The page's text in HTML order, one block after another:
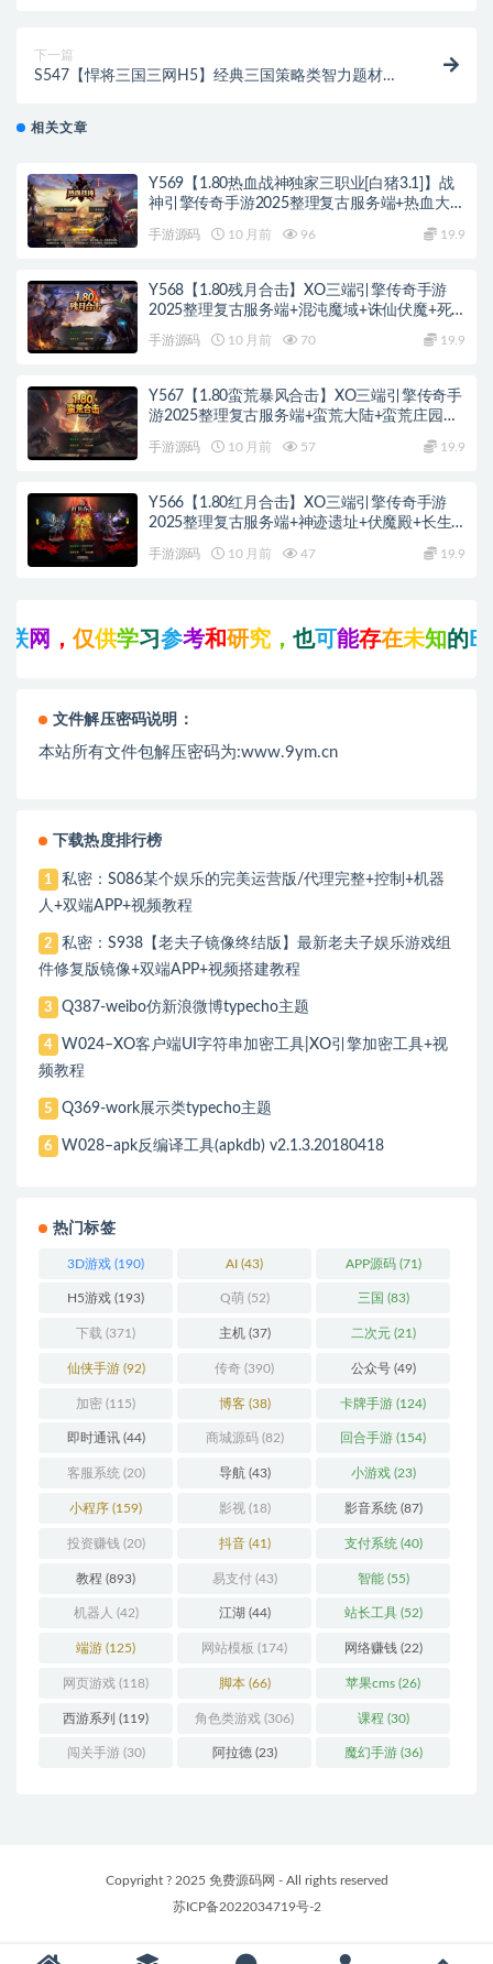
下一篇
S547【悍将三国三网H5】经典三国策略类智力题材手
相关文章
Y569【1.80热血战神独家三职业[白猪3.1]】战
神引擎传奇手游2025整理复古服务端+热血大陆
手游源码 10 月前 96 19.9
Y568【1.80残月合击】XO三端引擎传奇手游
2025整理复古服务端+混沌魔域+诛仙伏魔+死
手游源码 10 月前 70 19.9
Y567【1.80蛮荒暴风合击】XO三端引擎传奇手
游2025整理复古服务端+蛮荒大陆+蛮荒庄园
手游源码 10 月前 57 19.9
Y566【1.80红月合击】XO三端引擎传奇手游
2025整理复古服务端+神迹遗址+伏魔殿+长生
手游源码 10 月前 47 19.9
习参 考和研究，也可能存在 未知的BUG与瑕疵，
文件解压密码说明：
本站所有文件包解压密码为:www.9ym.cn
下载热度排行榜
1
私密：S086某个娱乐的完美运营版/代理完整+控制+机器
人+双端APP+视频教程
2
私密：S938【老夫子镜像终结版】最新老夫子娱乐游戏组
件修复版镜像+双端APP+视频搭建教程
3 Q387-weibo仿新浪微博typecho主题
4
W024–XO客户端UI字符串加密工具|XO引擎加密工具+视
频教程
5 Q369-work展示类typecho主题
6 W028–apk反编译工具(apkdb) v2.1.3.20180418
热门标签
3D游戏 (190) AI (43) APP源码(71)
H5游戏 (193) Q萌 (52) 三国 (83)
下载 (371) 主机(37) 二次元(21)
仙侠手游(92) 传奇 (390) 公众号(49)
加密 (115) 博客(38) 卡牌手游 (124)
即时通讯(44) 商城源码(82) 回合手游 (154)
客服系统 (20) 导航(43) 小游戏(23)
小程序 (159) 影视(18) 影音系统 (87)
投资赚钱 (20) 抖音(41) 支付系统 (40)
教程 (893) 易支付(43) 智能(55)
机器人 (42) 江湖 (44) 站长工具(52)
端游 (125) 网站模板 (174) 网络赚钱(22)
网页游戏 (118) 脚本(66) 苹果cms (26)
西游系列 (119) 角色类游戏 (306) 课程 (30)
闯关手游(30) 阿拉德(23) 魔幻手游(36)
Copyright ? 2025 免费源码网 - All rights reserved
苏ICP备2022034719号-2